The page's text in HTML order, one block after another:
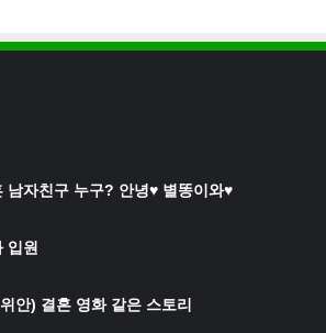
남자친구 누구? 안녕♥ 별똥이와♥
입원
안) 결혼 영화 같은 스토리